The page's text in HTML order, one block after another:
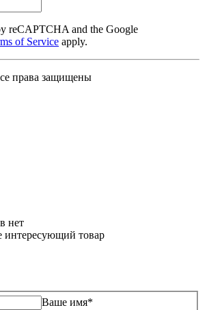
reCAPTCHA and the Google
of Service apply.
права защищены
нет
интересующий товар
Ваше имя*